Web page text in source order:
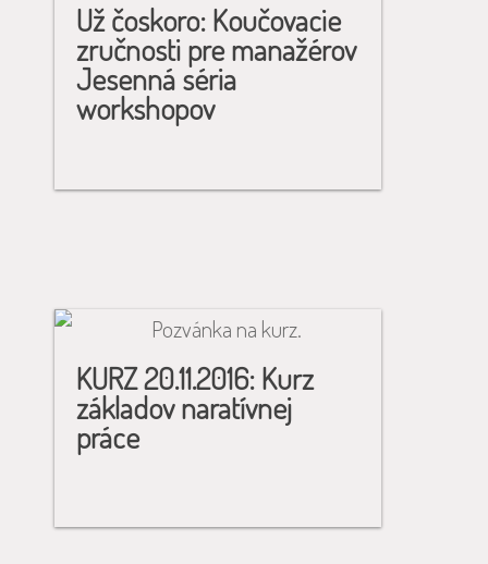
Už čoskoro: Koučovacie
zručnosti pre manažérov
Jesenná séria
workshopov
KURZ 20.11.2016: Kurz
základov naratívnej
práce